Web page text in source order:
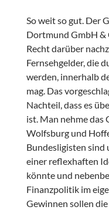
So weit so gut. Der
Dortmund GmbH &
Recht darüber
Fernsehgelder, die
werden, innerhalb
mag. Das
Nachteil, dass es
ist. Man nehme das
Wolfsburg und
Bundesligisten sind
einer reflexhaften
könnte und
Finanzpolitik im
Gewinnen sollen